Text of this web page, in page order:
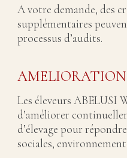
A votre demande, des
supplémentaires
processus d’audits.
Les éleveurs ABELUSI
d’améliorer
d’élevage pour
sociales,